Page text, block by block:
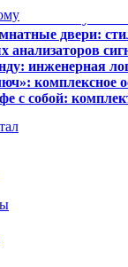
двери:
инженерная
комплексное
с собой:
к